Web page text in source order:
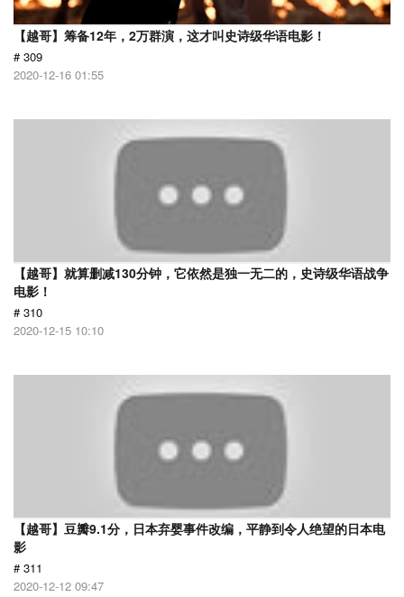
【越哥】筹备12年，2万群演，这才叫史诗级华语电影！
# 309
2020-12-16 01:55
【越哥】就算删减130分钟，它依然是独一无二的，史诗级华语战争
电影！
# 310
2020-12-15 10:10
【越哥】豆瓣9.1分，日本弃婴事件改编，平静到令人绝望的日本电
影
# 311
2020-12-12 09:47